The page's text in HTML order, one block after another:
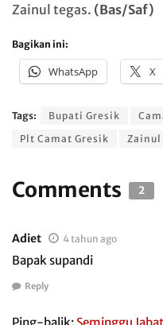
Zainul tegas. (Bas/Saf)
Bagikan ini:
WhatsApp X
Tags: Bupati Gresik
Plt Camat Gresik
Comments 2
Adiet 4 tahun ago
Bapak supandi
Reply